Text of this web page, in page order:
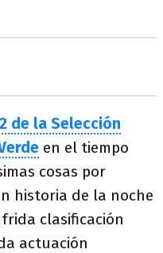
de la Selección
en el tiempo
cosas por
historia de la noche
clasificación
actuación